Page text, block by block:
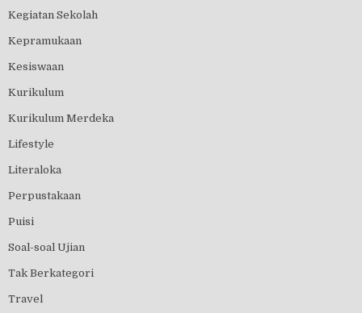
Kegiatan Sekolah
Kepramukaan
Kesiswaan
Kurikulum
Kurikulum Merdeka
Lifestyle
Literaloka
Perpustakaan
Puisi
Soal-soal Ujian
Tak Berkategori
Travel